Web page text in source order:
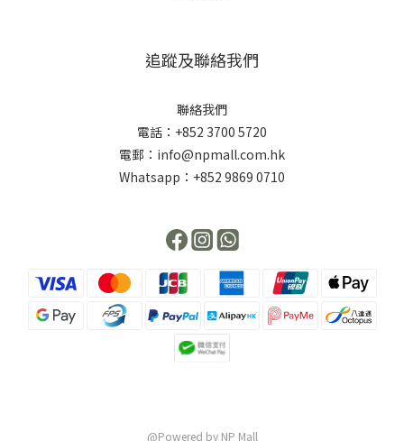
追蹤及聯絡我們
聯絡我們
電話：+852 3700 5720
電郵：info@npmall.com.hk
Whatsapp：+852 9869 0710
@Powered by NP Mall